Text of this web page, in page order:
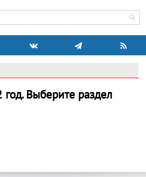
Выберите раздел